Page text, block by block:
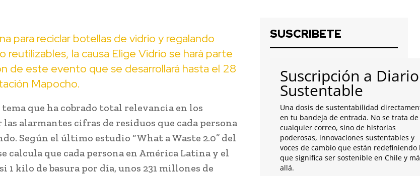
para reciclar botellas de vidrio y regalando
reutilizables, la causa Elige Vidrio se hará parte
de este evento que se desarrollará hasta el 28
Mapocho.
que ha cobrado total relevancia en los
alarmantes cifras de residuos que cada persona
Según el último estudio “What a Waste 2.0” del
calcula que cada persona en América Latina y el
1 kilo de basura por día, unos 231 millones de
SUSCRIBETE
Suscripción a Diario
Sustentable
Una dosis de sustentabilidad
en tu bandeja de entrada. No se trata de
cualquier correo, sino de historias
poderosas, innovaciones sustentables y
voces de cambio que están redefiniendo
que significa ser sostenible en Chile y
allá.